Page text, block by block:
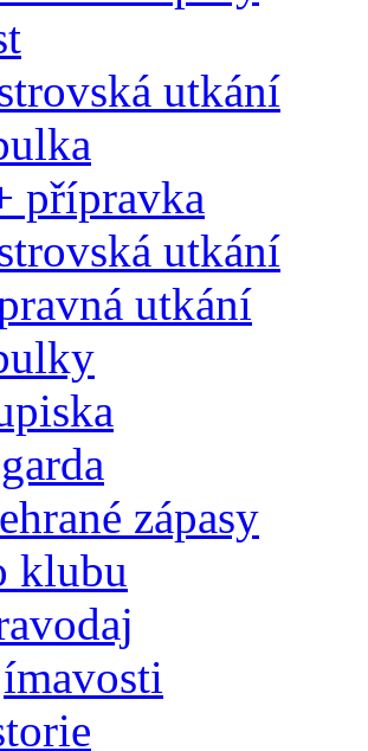
utkání
přípravka
utkání
utkání
zápasy
klubu